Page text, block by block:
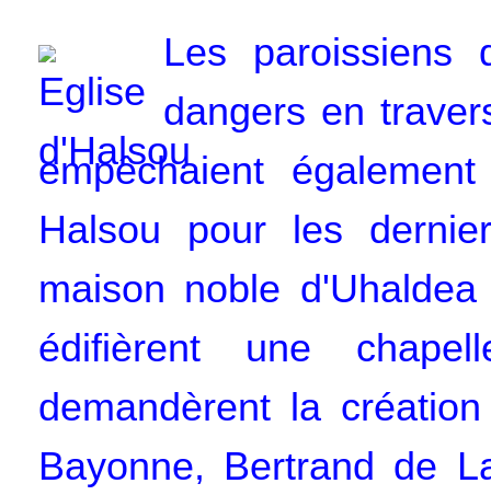
Les paroissiens
dangers en
empêchaient
Halsou pour les
maison noble
édifièrent une
demandèrent la
Bayonne, Bertrand de